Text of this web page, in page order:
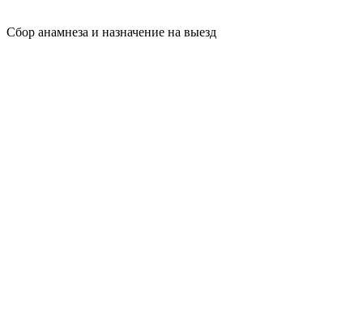
Сбор анамнеза и назначение на выезд